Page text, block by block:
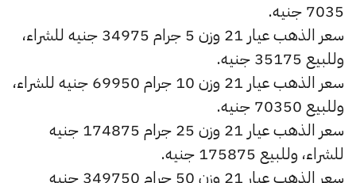
7035 جنيه.
سعر الذهب عيار 21 وزن 5 جرام 34975 جنيه للشراء،
وللبيع 35175 جنيه.
سعر الذهب عيار 21 وزن 10 جرام 69950 جنيه للشراء،
وللبيع 70350 جنيه.
سعر الذهب عيار 21 وزن 25 جرام 174875 جنيه
للشراء، وللبيع 175875 جنيه.
سعر الذهب عيار 21 وزن 50 جرام 349750 جنيه